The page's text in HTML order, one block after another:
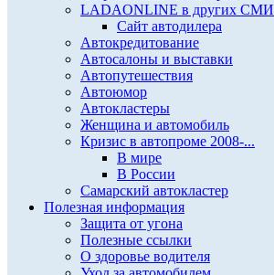
LADAONLINE в других СМИ
Сайт автодилера
Автокредитование
Автосалоны и выставки
Автопутешествия
Автоюмор
Автокластеры
Женщина и автомобиль
Кризис в автопроме 2008-...
В мире
В России
Самарский автокластер
Полезная информация
Защита от угона
Полезные ссылки
О здоровье водителя